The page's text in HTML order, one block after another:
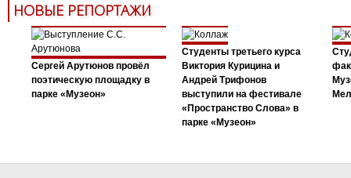
НОВЫЕ РЕПОРТАЖИ
Сергей Арутюнов провёл
поэтическую площадку в
парке «Музеон»
Студенты третьего курса
Виктория Курицина и
Андрей Трифонов
выступили на фестивале
«Пространство Слова» в
парке «Музеон»